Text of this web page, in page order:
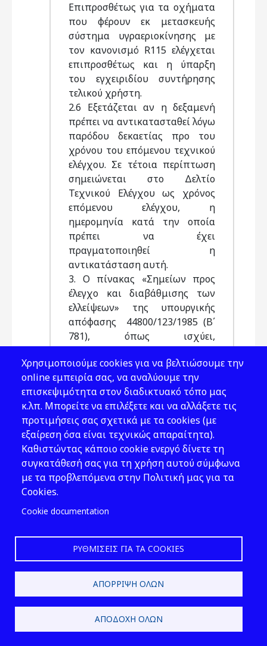
Επιπροσθέτως για τα οχήματα
που φέρουν εκ μετασκευής
σύστημα υγραεριοκίνησης με
τον κανονισμό R115 ελέγχεται
επιπροσθέτως και η ύπαρξη
του εγχειριδίου συντήρησης
τελικού χρήστη.
2.6 Εξετάζεται αν η δεξαμενή
πρέπει να αντικατασταθεί λόγω
παρόδου δεκαετίας προ του
χρόνου του επόμενου τεχνικού
ελέγχου. Σε τέτοια περίπτωση
σημειώνεται στο Δελτίο
Τεχνικού Ελέγχου ως χρόνος
επόμενου ελέγχου, η
ημερομηνία κατά την οποία
πρέπει να έχει
πραγματοποιηθεί η
αντικατάσταση αυτή.
3. Ο πίνακας «Σημείων προς
έλεγχο και διαβάθμισης των
ελλείψεων» της υπουργικής
απόφασης 44800/123/1985 (Β΄
781), όπως ισχύει,
τροποποιείται ως εξής:
3.1 Στο κεφάλαιο: ΑΝΑΓΝΩΡΙΣΗ
ΤΑΥΤΟΤΗΤΑΣ ΟΧΗΜΑΤΟΣ -
ΕΠΙΣΚΕΥΕΣ ΚΑΙ
ΑΝΤΙΚΑΤΑΣΤΑΣΕΙΣ - ΕΙΔΙΚΕΣ
ΝΟΜΟΘΕΤΙΚΕΣ ΑΠΑΙΤΗΣΕΙΣ,
στο σημείο ελέγχου «1300:
Επισκευές - αντικαταστάσεις
για τις οποίες απαιτείται
ενημέρωση της αρμόδιας
κωδικοί 1309 και 1312 έχουν ως
Χρησιμοποιούμε cookies για να βελτιώσουμε την
online εμπειρία σας, να αναλύουμε την
επισκεψιμότητα στον διαδικτυακό τόπο μας
κ.λπ. Μπορείτε να επιλέξετε και να αλλάξετε τις
προτιμήσεις σας σχετικά με τα cookies (με
εξαίρεση όσα είναι τεχνικώς απαραίτητα).
Καθιστώντας κάποιο cookie ενεργό δίνετε τη
συγκατάθεσή σας για τη χρήση αυτού σύμφωνα
με τα προβλεπόμενα στην Πολιτική μας για τα
Cookies.
Cookie documentation
ΡΥΘΜΊΣΕΙΣ ΓΙΑ ΤΑ COOKIES
ΑΠΌΡΡΙΨΗ ΌΛΩΝ
ΑΠΟΔΟΧΉ ΌΛΩΝ